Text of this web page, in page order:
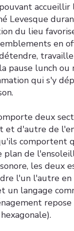
accueillir
Levesque
du lieu
en
pause lunch ou
qui s'y
deux
et d'autre de
comportent
plan de
les deux
l'un l'autre
un langage